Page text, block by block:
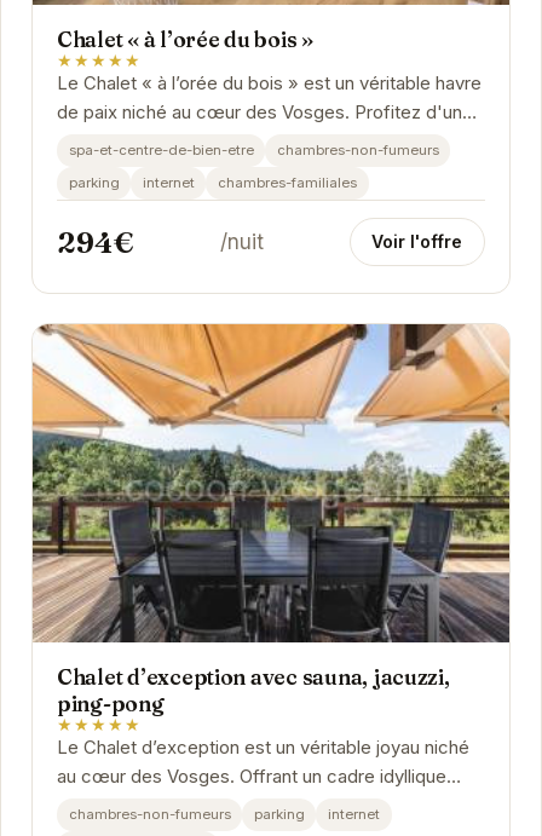
Chalet « à l’orée du bois »
★★★★★
Le Chalet « à l’orée du bois » est un véritable havre
de paix niché au cœur des Vosges. Profitez d'un
séjour relaxant dans ce chalet...
spa-et-centre-de-bien-etre
chambres-non-fumeurs
parking
internet chambres-familiales
294€ /nuit Voir l'offre
Chalet d’exception avec sauna, jacuzzi,
ping-pong
★★★★★
Le Chalet d’exception est un véritable joyau niché
au cœur des Vosges. Offrant un cadre idyllique
pour une escapade relaxante, il dispose d'un...
chambres-non-fumeurs parking
internet